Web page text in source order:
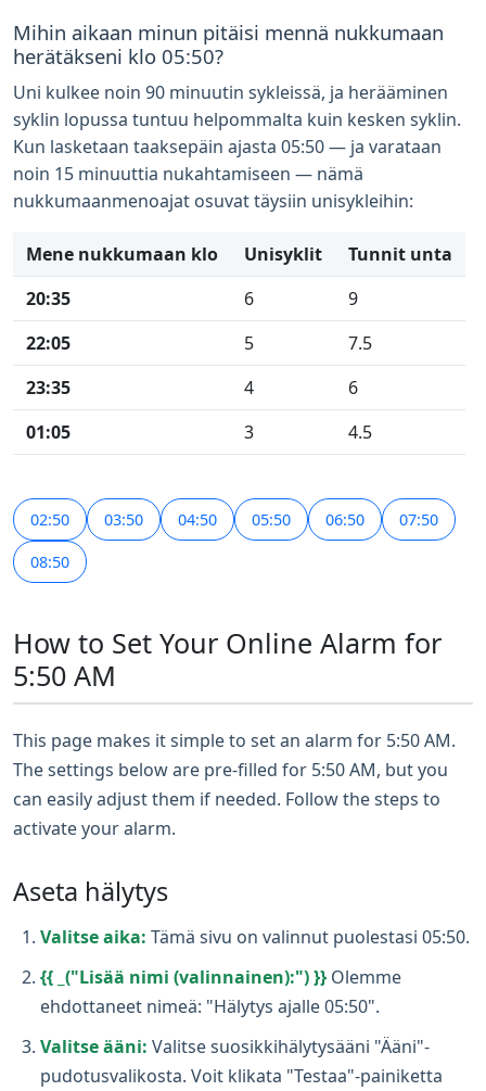
Mihin aikaan minun pitäisi mennä nukkumaan
herätäkseni klo 05:50?
Uni kulkee noin 90 minuutin sykleissä, ja herääminen
syklin lopussa tuntuu helpommalta kuin kesken syklin.
Kun lasketaan taaksepäin ajasta 05:50 — ja varataan
noin 15 minuuttia nukahtamiseen — nämä
nukkumaanmenoajat osuvat täysiin unisykleihin:
Mene nukkumaan klo Unisyklit
Tunnit unta
20:35
6
9
22:05
5
7.5
23:35
4
6
01:05
3 4.5
02:50 03:50 04:50 05:50 06:50 07:50
08:50
How to Set Your Online Alarm for
5:50 AM
This page makes it simple to set an alarm for 5:50 AM.
The settings below are pre-filled for 5:50 AM, but you
can easily adjust them if needed. Follow the steps to
activate your alarm.
Aseta hälytys
Valitse aika: Tämä sivu on valinnut puolestasi 05:50.
{{ _("Lisää nimi (valinnainen):") }} Olemme
ehdottaneet nimeä: "Hälytys ajalle 05:50".
Valitse ääni: Valitse suosikkihälytysääni "Ääni"-
pudotusvalikosta. Voit klikata "Testaa"-painiketta